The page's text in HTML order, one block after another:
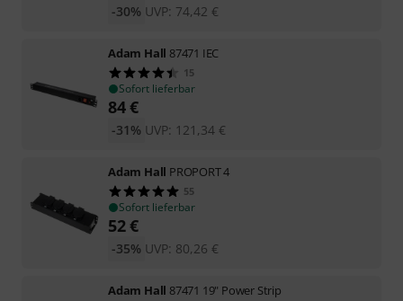
UVP: 74,42 €
-30%
Adam Hall 87471 IEC
15
Sofort lieferbar
84€
UVP: 121,34 €
-31%
Adam Hall PROPORT 4
55
Sofort lieferbar
52€
UVP: 80,26 €
-35%
Adam Hall 87471 19" Power Strip